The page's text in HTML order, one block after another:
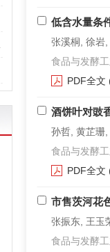
低含水量条
张溪桐, 徐岩,
食品与发酵
PDF全文
酒饼叶对豉
孙哲, 黄芷珊
食品与发酵
PDF全文
市售茨河花
张振东, 王玉
食品与发酵